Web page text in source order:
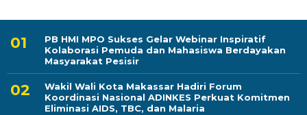
PB HMI MPO Sukses Gelar Webinar Inspiratif
Kolaborasi Pemuda dan Mahasiswa Berdayakan
Masyarakat Pesisir
Wakil Wali Kota Makassar Hadiri Forum
Koordinasi Nasional ADINKES Perkuat Komitmen
Eliminasi AIDS, TBC, dan Malaria